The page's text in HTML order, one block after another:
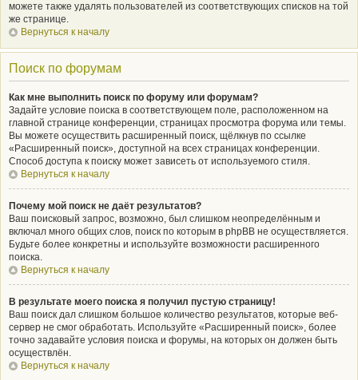
можете также удалять пользователей из соответствующих списков на той
же странице.
Вернуться к началу
Поиск по форумам
Как мне выполнить поиск по форуму или форумам?
Задайте условие поиска в соответствующем поле, расположенном на
главной странице конференции, страницах просмотра форума или темы.
Вы можете осуществить расширенный поиск, щёлкнув по ссылке
«Расширенный поиск», доступной на всех страницах конференции.
Способ доступа к поиску может зависеть от используемого стиля.
Вернуться к началу
Почему мой поиск не даёт результатов?
Ваш поисковый запрос, возможно, был слишком неопределённым и
включал много общих слов, поиск по которым в phpBB не осуществляется.
Будьте более конкретны и используйте возможности расширенного
поиска.
Вернуться к началу
В результате моего поиска я получил пустую страницу!
Ваш поиск дал слишком большое количество результатов, которые веб-
сервер не смог обработать. Используйте «Расширенный поиск», более
точно задавайте условия поиска и форумы, на которых он должен быть
осуществлён.
Вернуться к началу